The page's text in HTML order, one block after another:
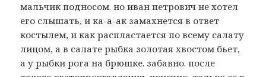
мальчик подносом. но иван петрович не хотел
его слышать, и ка-а-ак замахнется в ответ
костылем, и как распластается по всему салату
лицом, а в салате рыбка золотая хвостом бьет,
а у рыбки рога на брюшке. забавно. после